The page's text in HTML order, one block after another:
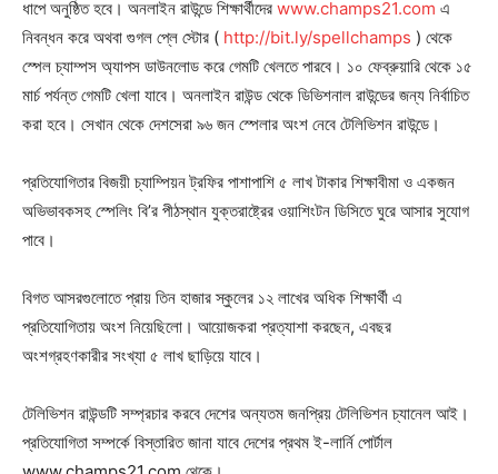
Champs21
Company
About
My account
ধাপে অনুষ্ঠিত হবে। অনলাইন রাউন্ডে শিক্ষার্থীদের www.champs21.com এ
নিবন্ধন করে অথবা গুগল প্লে স্টোর ( http://bit.ly/spellchamps ) থেকে
স্পেল চ্যাম্পস অ্যাপস ডাউনলোড করে গেমটি খেলতে পারবে। ১০ ফেব্রুয়ারি থেকে ১৫
মার্চ পর্যন্ত গেমটি খেলা যাবে। অনলাইন রাউন্ড থেকে ডিভিশনাল রাউন্ডের জন্য নির্বাচিত
করা হবে। সেখান থেকে দেশসেরা ৯৬ জন স্পেলার অংশ নেবে টেলিভিশন রাউন্ডে।
প্রতিযোগিতার বিজয়ী চ্যাম্পিয়ন ট্রফির পাশাপাশি ৫ লাখ টাকার শিক্ষাবীমা ও একজন
অভিভাবকসহ স্পেলিং বি’র পীঠস্থান যুক্তরাষ্ট্রের ওয়াশিংটন ডিসিতে ঘুরে আসার সুযোগ
পাবে।
বিগত আসরগুলোতে প্রায় তিন হাজার স্কুলের ১২ লাখের অধিক শিক্ষার্থী এ
প্রতিযোগিতায় অংশ নিয়েছিলো। আয়োজকরা প্রত্যাশা করছেন, এবছর
অংশগ্রহণকারীর সংখ্যা ৫ লাখ ছাড়িয়ে যাবে।
টেলিভিশন রাউন্ডটি সম্প্রচার করবে দেশের অন্যতম জনপ্রিয় টেলিভিশন চ্যানেল আই।
প্রতিযোগিতা সম্পর্কে বিস্তারিত জানা যাবে দেশের প্রথম ই-লার্নি পোর্টাল